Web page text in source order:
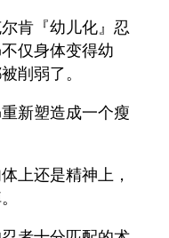
肯『幼儿化』忍
仅身体变得幼
削弱了。
新塑造成一个瘦
上还是精神上，